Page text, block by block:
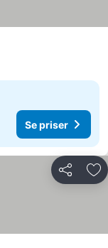
Se priser
Dela